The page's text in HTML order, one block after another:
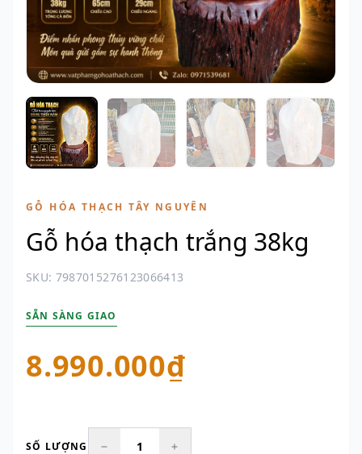
GỖ HÓA THẠCH TÂY NGUYÊN
Gỗ hóa thạch trắng 38kg
SKU: 7987015276123066413
SẴN SÀNG GIAO
8.990.000₫
SỐ LƯỢNG